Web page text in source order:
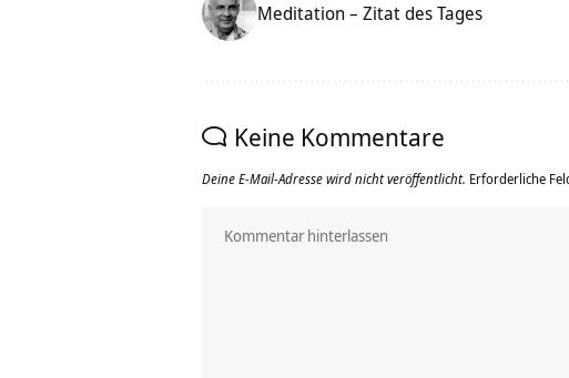
Meditation – Zitat des Tages
Keine Kommentare
Deine E-Mail-Adresse wird nicht veröffentlicht. Erforderliche